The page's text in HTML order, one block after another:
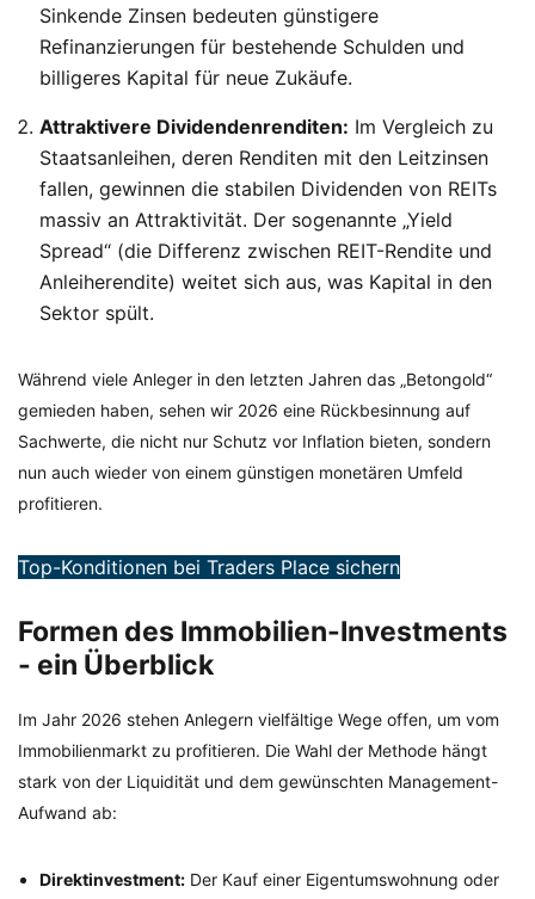
Sinkende Zinsen bedeuten günstigere
Refinanzierungen für bestehende Schulden und
billigeres Kapital für neue Zukäufe.
Attraktivere Dividendenrenditen: Im Vergleich zu
Staatsanleihen, deren Renditen mit den Leitzinsen
fallen, gewinnen die stabilen Dividenden von REITs
massiv an Attraktivität. Der sogenannte „Yield
Spread“ (die Differenz zwischen REIT-Rendite und
Anleiherendite) weitet sich aus, was Kapital in den
Sektor spült.
Während viele Anleger in den letzten Jahren das „Betongold“
gemieden haben, sehen wir 2026 eine Rückbesinnung auf
Sachwerte, die nicht nur Schutz vor Inflation bieten, sondern
nun auch wieder von einem günstigen monetären Umfeld
profitieren.
Top-Konditionen bei Traders Place sichern
Formen des Immobilien-Investments
- ein Überblick
Im Jahr 2026 stehen Anlegern vielfältige Wege offen, um vom
Immobilienmarkt zu profitieren. Die Wahl der Methode hängt
stark von der Liquidität und dem gewünschten Management-
Aufwand ab:
Direktinvestment: Der Kauf einer Eigentumswohnung oder